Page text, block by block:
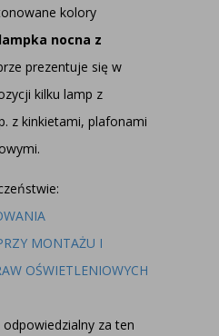
kolory
nocna z
prezentuje się w
kilku lamp z
z kinkietami, plafonami
.
MONTAŻU I
OŚWIETLENIOWYCH
za ten